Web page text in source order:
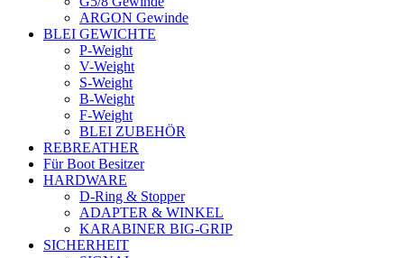
ARGON Gewinde
BLEI GEWICHTE
P-Weight
V-Weight
S-Weight
B-Weight
F-Weight
BLEI ZUBEHÖR
REBREATHER
Für Boot Besitzer
HARDWARE
D-Ring & Stopper
ADAPTER & WINKEL
KARABINER BIG-GRIP
SICHERHEIT